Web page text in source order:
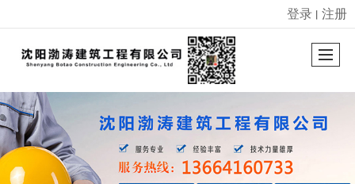
很遗憾，因您的浏览器版本过低导致无法获得最佳浏览体验，推荐下载安装谷歌浏览器！
登录 丨 注册